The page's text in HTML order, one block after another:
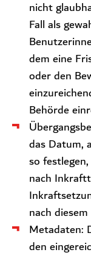
nicht
Fall als
dem eine
oder den
Behörde
das Datum,
so
nach
nach
Metadaten:
den